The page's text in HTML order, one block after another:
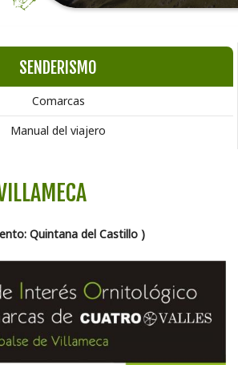
SENDERISMO
Comarcas
Manual del viajero
Quintana del Castillo )